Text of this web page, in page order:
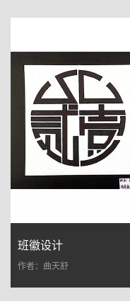
班徽设计
作者：曲天舒